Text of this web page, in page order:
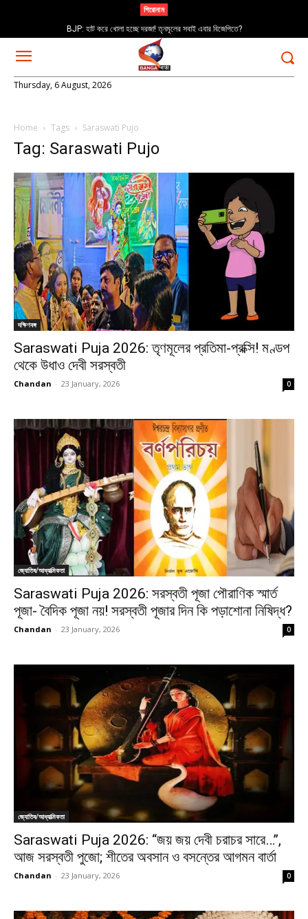
শিরোনাম
BJP: হাট করে খোলা হচ্ছে দরজা! তৃনমূলের সবাই এবার বিজেপিতে?
Thursday, 6 August, 2026
Home Tags Saraswati Pujo
Tag: Saraswati Pujo
দক্ষিণবঙ্গ
Saraswati Puja 2026: তৃণমূলের প্রতিমা-প্রক্সি! মণ্ডপ
থেকে উধাও দেবী সরস্বতী
Chandan - 23 January, 2026 0
জ্যোতিষ/আধ্যাত্মিকতা
Saraswati Puja 2026: সরস্বতী পূজা পৌরাণিক স্মার্ত
পূজা- বৈদিক পূজা নয়! সরস্বতী পূজার দিন কি পড়াশোনা নিষিদ্ধ?
Chandan - 23 January, 2026 0
জ্যোতিষ/আধ্যাত্মিকতা
Saraswati Puja 2026: ‘‘জয় জয় দেবী চরাচর সারে…’’,
আজ সরস্বতী পুজো; শীতের অবসান ও বসন্তের আগমন বার্তা
Chandan - 23 January, 2026 0